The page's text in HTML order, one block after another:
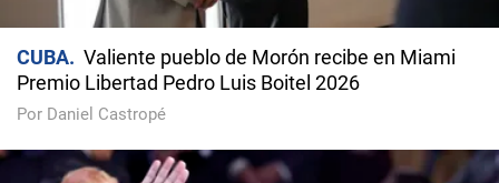
CUBA
Valiente pueblo de Morón recibe en Miami
Premio Libertad Pedro Luis Boitel 2026
Por Daniel Castropé